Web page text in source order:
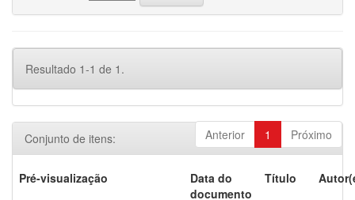
Resultado 1-1 de 1.
Anterior 1 Próximo
Conjunto de itens:
Pré-visualização
Data do
documento
Título